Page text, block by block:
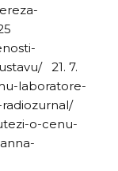
21. 7.
laboratore-
o-cenu-